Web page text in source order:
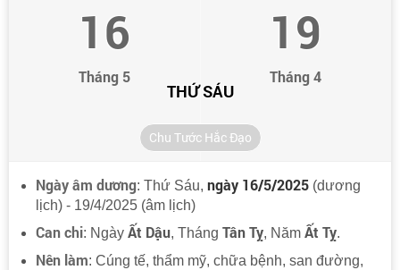
16
Tháng 5
19
Tháng 4
THỨ SÁU
Chu Tước Hắc Đạo
Ngày âm dương: Thứ Sáu, ngày 16/5/2025 (dương
lịch) - 19/4/2025 (âm lịch)
Can chi: Ngày Ất Dậu, Tháng Tân Tỵ, Năm Ất Tỵ.
Nên làm: Cúng tế, thẩm mỹ, chữa bệnh, san đường,